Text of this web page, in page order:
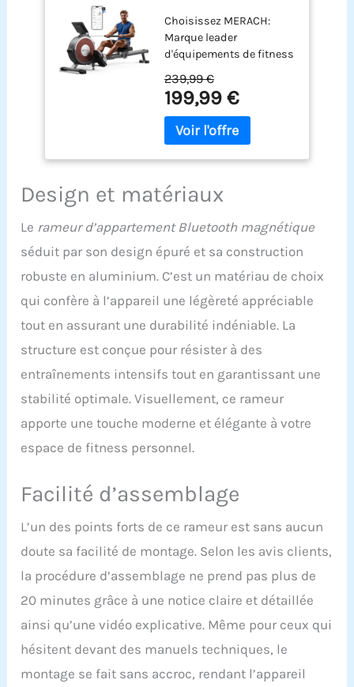
Niveaux de
Résistance, Rameur
Magnétique
Silencieux avec APP
Exclusive, Rails
Doubles Améliorés
pour Plus de
Stabilité,
Assemblage
Choisissez MERACH:
Marque leader
d'équipements de fitness
dessert plus de 10 000
000 de familles dans le
monde et s'engage à
offrir une expérience
soumis à des tests
rigoureux et nous
sommes convaincus que
MERACH deviendra votre
partenaire fitness de
confiance, vous aidant à
plus sain. APP MERACH
exclusive pour un
Connectez-vous à
l'application MERACH via
Bluetooth pour suivre en
temps réel vos données
d'aviron, votre
calories brûlées, et créer
d'entraînement
personnalisés.
plus de 1 000 parcours et
jeux, pour un
entraînement plus
ludique. Stabilité
améliorée du double rail:
Comparé aux systèmes
traditionnels à rail
unique, le double rail
amélioré offre une
239,99 €
199,99 €
Design et matériaux
Le rameur d’appartement Bluetooth magnétique
séduit par son design épuré et sa construction
robuste en aluminium. C’est un matériau de choix
qui confère à l’appareil une légèreté appréciable
tout en assurant une durabilité indéniable. La
structure est conçue pour résister à des
entraînements intensifs tout en garantissant une
stabilité optimale. Visuellement, ce rameur
apporte une touche moderne et élégante à votre
espace de fitness personnel.
Facilité d’assemblage
L’un des points forts de ce rameur est sans aucun
doute sa facilité de montage. Selon les avis clients,
la procédure d’assemblage ne prend pas plus de
20 minutes grâce à une notice claire et détaillée
ainsi qu’une vidéo explicative. Même pour ceux qui
hésitent devant des manuels techniques, le
montage se fait sans accroc, rendant l’appareil